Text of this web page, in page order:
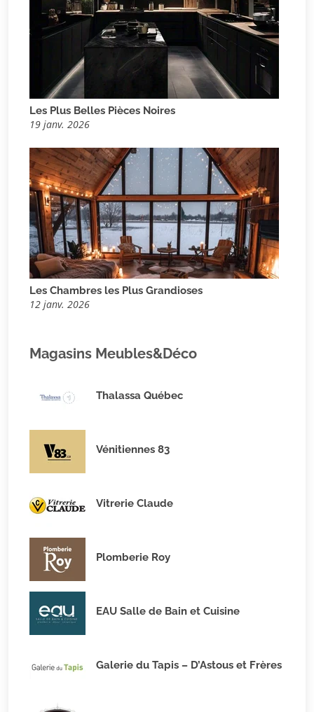
Les Plus Belles Pièces Noires
19 janv. 2026
Les Chambres les Plus Grandioses
12 janv. 2026
Magasins Meubles&Déco
Thalassa Québec
Vénitiennes 83
Vitrerie Claude
Plomberie Roy
EAU Salle de Bain et Cuisine
Galerie du Tapis – D’Astous et Frères